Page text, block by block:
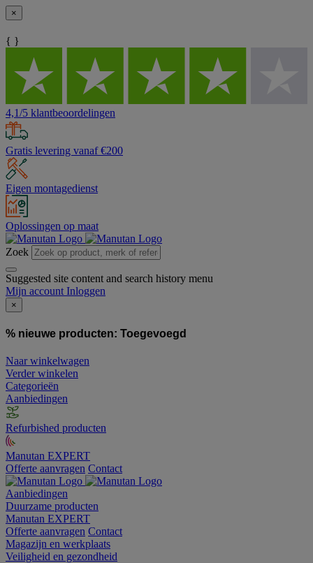
×
{ }
4,1/5 klantbeoordelingen
Gratis levering vanaf €200
Eigen montagedienst
Oplossingen op maat
Zoek
Suggested site content and search history menu
Mijn account Inloggen
×
% nieuwe producten: Toegevoegd
Naar winkelwagen
Verder winkelen
Categorieën
Aanbiedingen
Refurbished producten
Manutan EXPERT
Offerte aanvragen Contact
Aanbiedingen
Duurzame producten
Manutan EXPERT
Offerte aanvragen Contact
Magazijn en werkplaats
Veiligheid en gezondheid